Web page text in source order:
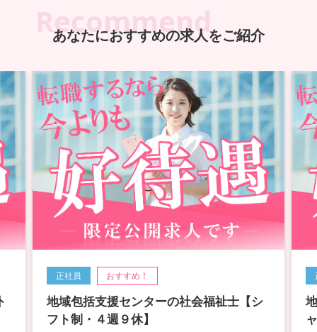
Recommend
あなたにおすすめの求人をご紹介
正社員 おすすめ！
地域包括支援センターの社会福祉士【シ
フト制・４週９休】